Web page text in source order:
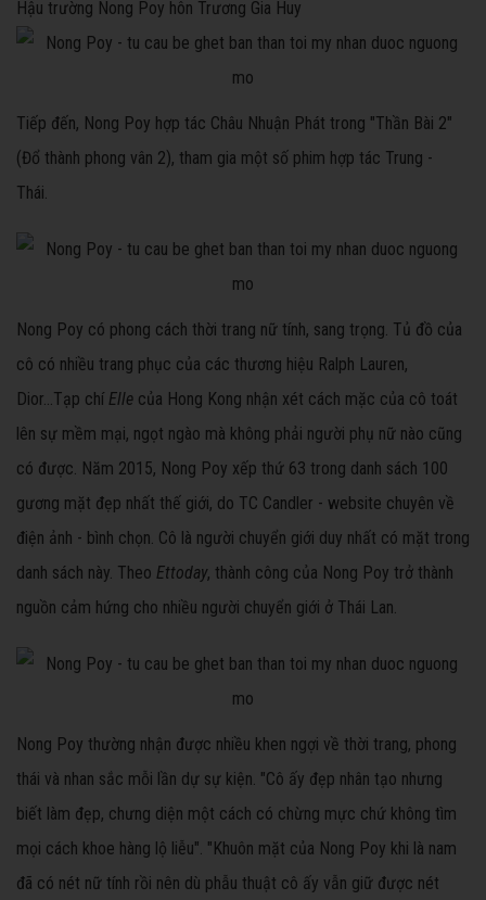
Hậu trường Nong Poy hôn Trương Gia Huy
Tiếp đến, Nong Poy hợp tác Châu Nhuận Phát trong "Thần Bài 2"
(Đổ thành phong vân 2), tham gia một số phim hợp tác Trung -
Thái.
Nong Poy có phong cách thời trang nữ tính, sang trọng. Tủ đồ của
cô có nhiều trang phục của các thương hiệu Ralph Lauren,
Dior...Tạp chí Elle của Hong Kong nhận xét cách mặc của cô toát
lên sự mềm mại, ngọt ngào mà không phải người phụ nữ nào cũng
có được. Năm 2015, Nong Poy xếp thứ 63 trong danh sách 100
gương mặt đẹp nhất thế giới, do TC Candler - website chuyên về
điện ảnh - bình chọn. Cô là người chuyển giới duy nhất có mặt trong
danh sách này. Theo Ettoday, thành công của Nong Poy trở thành
nguồn cảm hứng cho nhiều người chuyển giới ở Thái Lan.
Nong Poy thường nhận được nhiều khen ngợi về thời trang, phong
thái và nhan sắc mỗi lần dự sự kiện. "Cô ấy đẹp nhân tạo nhưng
biết làm đẹp, chưng diện một cách có chừng mực chứ không tìm
mọi cách khoe hàng lộ liễu". "Khuôn mặt của Nong Poy khi là nam
đã có nét nữ tính rồi nên dù phẫu thuật cô ấy vẫn giữ được nét